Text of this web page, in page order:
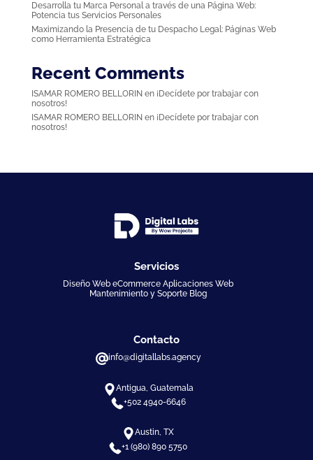
Desarrolla tu Marca Personal a través de una Página Web:
Potencia tus Servicios Personales
Maximizando la Presencia de tu Despacho Legal: Páginas Web
como Herramienta Estratégica
Recent Comments
ISAMAR ROMERO BELLORIN en ¡Decídete por trabajar con
nosotros!
ISAMAR ROMERO BELLORIN en ¡Decídete por trabajar con
nosotros!
Servicios
Diseño Web eCommerce Aplicaciones Web
Mantenimiento y Soporte Blog
Contacto
info@digitallabs.agency
Antigua, Guatemala
+502 4940-6646
Austin, TX
+1 (980) 890 5750